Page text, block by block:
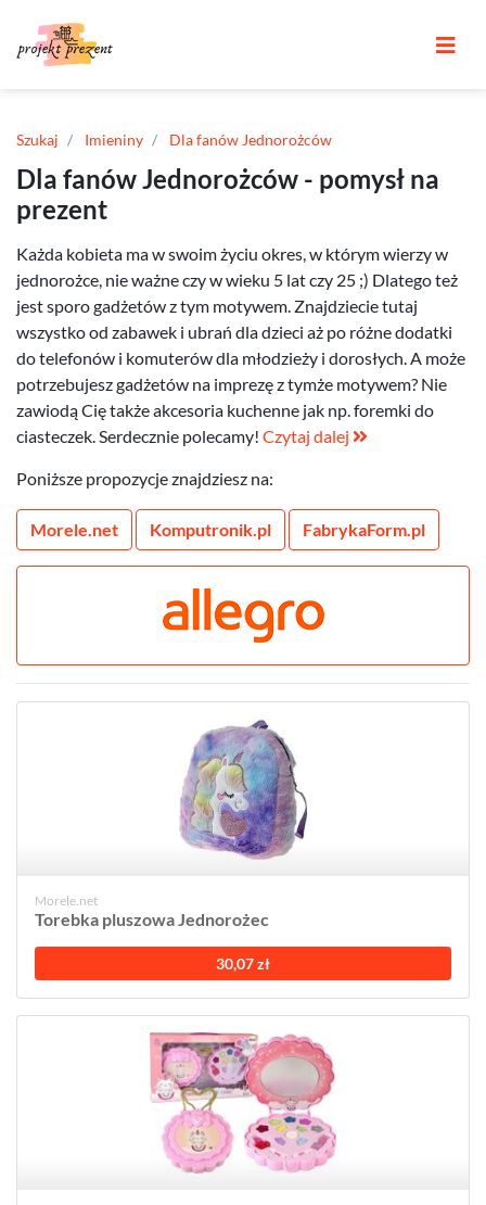
Szukaj Imieniny Dla fanów Jednorożców
Dla fanów Jednorożców - pomysł na
prezent
Każda kobieta ma w swoim życiu okres, w którym wierzy w
jednorożce, nie ważne czy w wieku 5 lat czy 25 ;) Dlatego też
jest sporo gadżetów z tym motywem. Znajdziecie tutaj
wszystko od zabawek i ubrań dla dzieci aż po różne dodatki
do telefonów i komuterów dla młodzieży i dorosłych. A może
potrzebujesz gadżetów na imprezę z tymże motywem? Nie
zawiodą Cię także akcesoria kuchenne jak np. foremki do
ciasteczek. Serdecznie polecamy! Czytaj dalej
Poniższe propozycje znajdziesz na:
Morele.net Komputronik.pl FabrykaForm.pl
Morele.net
Torebka pluszowa Jednorożec
30,07 zł